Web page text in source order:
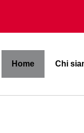
Home Chi